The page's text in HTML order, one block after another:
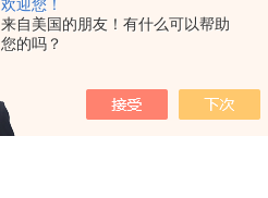
欢迎您！
来自美国的朋友！有什么可以帮助
您的吗？